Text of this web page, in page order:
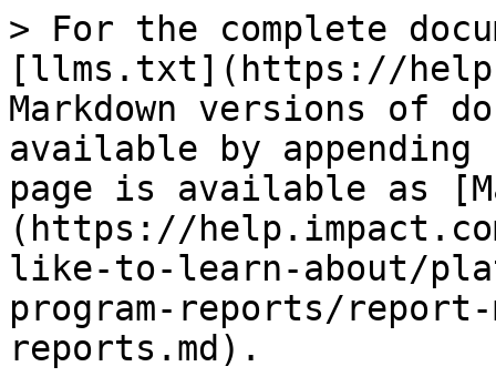
> For the complete
[llms.txt](https://
Markdown versions of
available by
page is available as
(https://
like-to-learn-about/
program-reports/report-
reports.md).